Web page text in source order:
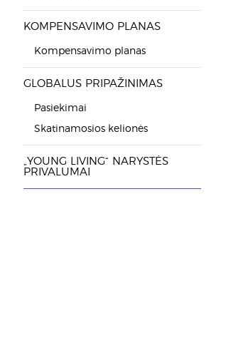
KOMPENSAVIMO PLANAS
Kompensavimo planas
GLOBALUS PRIPAŽINIMAS
Pasiekimai
Skatinamosios kelionės
„YOUNG LIVING“ NARYSTĖS
PRIVALUMAI